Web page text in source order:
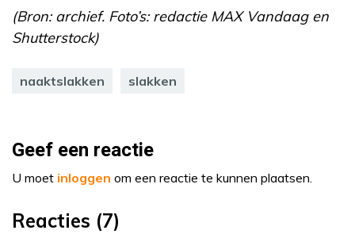
(Bron: archief. Foto’s: redactie MAX Vandaag en
Shutterstock)
naaktslakken slakken
Geef een reactie
U moet inloggen om een reactie te kunnen plaatsen.
Reacties (7)